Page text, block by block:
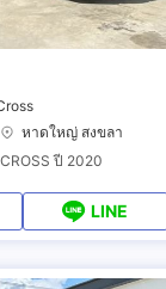
หาดใหญ่ สงขลา
ปี 2020
LINE